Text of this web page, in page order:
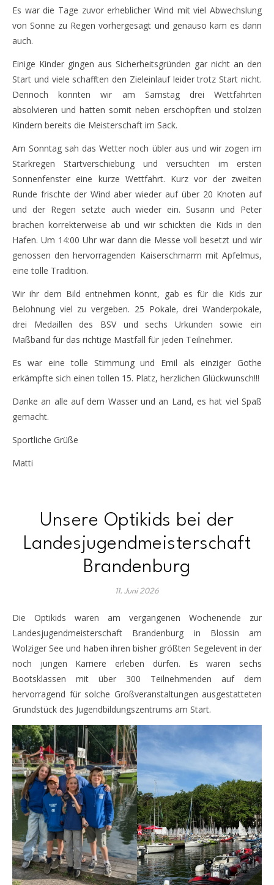
Es war die Tage zuvor erheblicher Wind mit viel Abwechslung
von Sonne zu Regen vorhergesagt und genauso kam es dann
auch.
Einige Kinder gingen aus Sicherheitsgründen gar nicht an den
Start und viele schafften den Zieleinlauf leider trotz Start nicht.
Dennoch konnten wir am Samstag drei Wettfahrten
absolvieren und hatten somit neben erschöpften und stolzen
Kindern bereits die Meisterschaft im Sack.
Am Sonntag sah das Wetter noch übler aus und wir zogen im
Starkregen Startverschiebung und versuchten im ersten
Sonnenfenster eine kurze Wettfahrt. Kurz vor der zweiten
Runde frischte der Wind aber wieder auf über 20 Knoten auf
und der Regen setzte auch wieder ein. Susann und Peter
brachen korrekterweise ab und wir schickten die Kids in den
Hafen. Um 14:00 Uhr war dann die Messe voll besetzt und wir
genossen den hervorragenden Kaiserschmarrn mit Apfelmus,
eine tolle Tradition.
Wir ihr dem Bild entnehmen könnt, gab es für die Kids zur
Belohnung viel zu vergeben. 25 Pokale, drei Wanderpokale,
drei Medaillen des BSV und sechs Urkunden sowie ein
Maßband für das richtige Mastfall für jeden Teilnehmer.
Es war eine tolle Stimmung und Emil als einziger Gothe
erkämpfte sich einen tollen 15. Platz, herzlichen Glückwunsch!!!
Danke an alle auf dem Wasser und an Land, es hat viel Spaß
gemacht.
Sportliche Grüße
Matti
Unsere Optikids bei der
Landesjugendmeisterschaft
Brandenburg
11. Juni 2026
Die Optikids waren am vergangenen Wochenende zur
Landesjugendmeisterschaft Brandenburg in Blossin am
Wolziger See und haben ihren bisher größten Segelevent in der
noch jungen Karriere erleben dürfen. Es waren sechs
Bootsklassen mit über 300 Teilnehmenden auf dem
hervorragend für solche Großveranstaltungen ausgestatteten
Grundstück des Jugendbildungszentrums am Start.